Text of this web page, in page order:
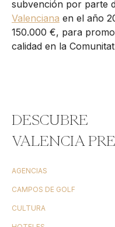
subvención por parte
Valenciana en el año
150.000 €, para
calidad en la
DESCUBRE
VALENCIA
AGENCIAS
CAMPOS DE GOLF
CULTURA